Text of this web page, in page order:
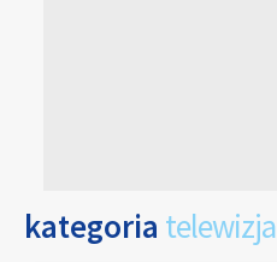
kategoria telewizja